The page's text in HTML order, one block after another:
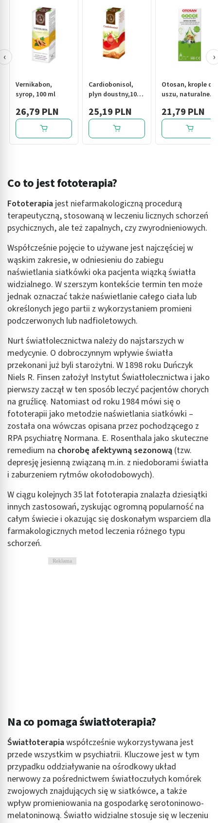
Vernikabon,
syrop, 100 ml
26,79 PLN
Cardiobonisol,
plyn doustny,100
25,19 PLN
Otosan, krople do
uszu, naturalne,
21,79 PLN
‹ ›
Co to jest fototerapia?
Fototerapia jest niefarmakologiczną procedurą
terapeutyczną, stosowaną w leczeniu licznych schorzeń
psychicznych, ale też zapalnych, czy zwyrodnieniowych.
Współcześnie pojęcie to używane jest najczęściej w
wąskim zakresie, w odniesieniu do zabiegu
naświetlania siatkówki oka pacjenta wiązką światła
widzialnego. W szerszym kontekście termin ten może
jednak oznaczać także naświetlanie całego ciała lub
określonych jego partii z wykorzystaniem promieni
podczerwonych lub nadfioletowych.
Nurt światłolecznictwa należy do najstarszych w
medycynie. O dobroczynnym wpływie światła
przekonani już byli starożytni. W 1898 roku Duńczyk
Niels R. Finsen założył Instytut Światłolecznictwa i jako
pierwszy zaczął w ten sposób leczyć pacjentów chorych
na gruźlicę. Natomiast od roku 1984 mówi się o
fototerapii jako metodzie naświetlania siatkówki –
została ona wówczas opisana przez pochodzącego z
RPA psychiatrę Normana. E. Rosenthala jako skuteczne
remedium na chorobę afektywną sezonową (tzw.
depresję jesienną związaną m.in. z niedoborami światła
i zaburzeniem rytmów okołodobowych).
W ciągu kolejnych 35 lat fototerapia znalazła dziesiątki
innych zastosowań, zyskując ogromną popularność na
całym świecie i okazując się doskonałym wsparciem dla
farmakologicznych metod leczenia różnego typu
schorzeń.
Reklama
Na co pomaga światłoterapia?
Światłoterapiawspółcześnie wykorzystywana jest
przede wszystkim w psychiatrii. Kluczowe jest w tym
przypadku oddziaływanie na ośrodkowy układ
nerwowy za pośrednictwem światłoczułych komórek
zwojowych znajdujących się w siatkówce, a także
wpływ promieniowania na gospodarkę serotoninowo-
melatoninową. Światło widzialne stosuje się w leczeniu